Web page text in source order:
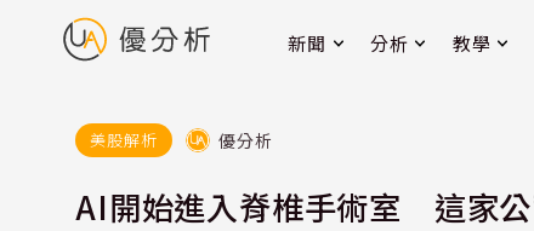
新聞 分析 教學
美股解析 優分析
AI開始進入脊椎手術室 這家